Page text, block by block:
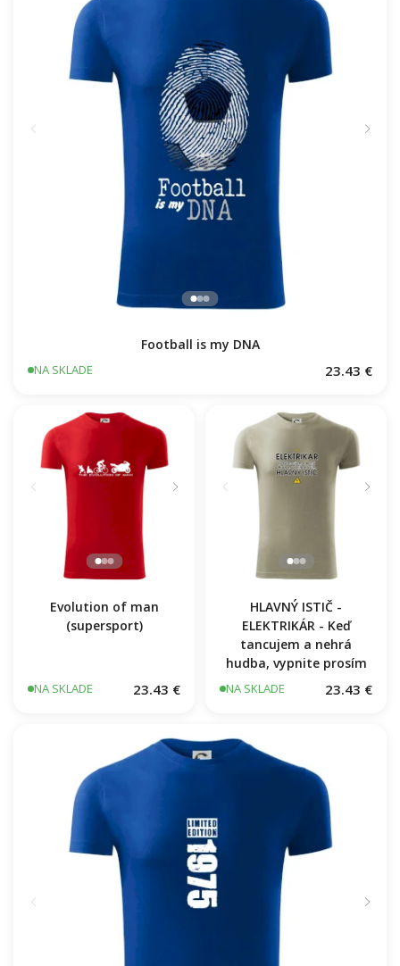
Football is my DNA
NA SKLADE 23.43 €
Evolution of man
(supersport)
NA SKLADE 23.43 €
HLAVNÝ ISTIČ -
ELEKTRIKÁR - Keď
tancujem a nehrá
hudba, vypnite prosím
NA SKLADE 23.43 €